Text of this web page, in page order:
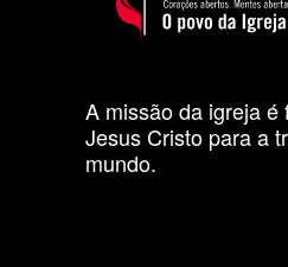
A missão da igreja
Jesus Cristo para a
mundo.